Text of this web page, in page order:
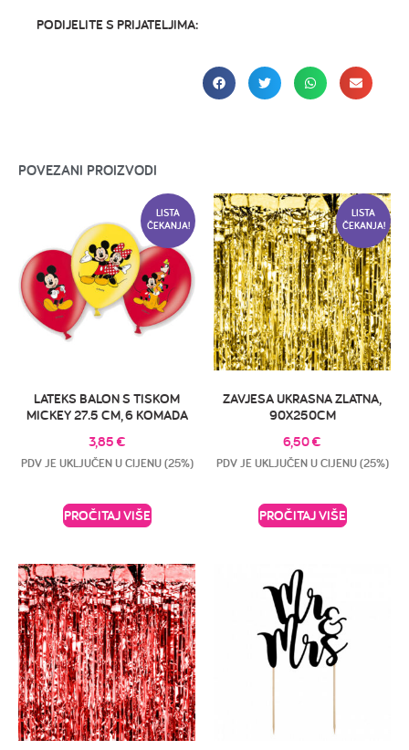
PODIJELITE S PRIJATELJIMA:
POVEZANI PROIZVODI
LISTA
ČEKANJA!
LATEKS BALON S TISKOM
MICKEY 27.5 CM, 6 KOMADA
3,85 €
PDV JE UKLJUČEN U CIJENU (25%)
PROČITAJ VIŠE
LISTA
ČEKANJA!
ZAVJESA UKRASNA ZLATNA,
90X250CM
6,50€
PDV JE UKLJUČEN U CIJENU (25%)
PROČITAJ VIŠE